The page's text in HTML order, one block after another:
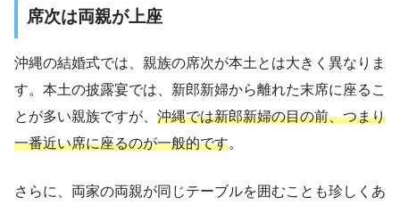
席次は両親が上座
沖縄の結婚式では、親族の席次が本土とは大きく異なりま
す。本土の披露宴では、新郎新婦から離れた末席に座るこ
とが多い親族ですが、 沖縄では新郎新婦の目の前、つまり
一番近い席に座るのが一般的です。
さらに、両家の両親が同じテーブルを囲むことも珍しくあ